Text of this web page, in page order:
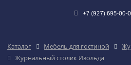
+7 (927) 695-00-
Каталог Мебель для гостиной
Журнальный столик Изольда